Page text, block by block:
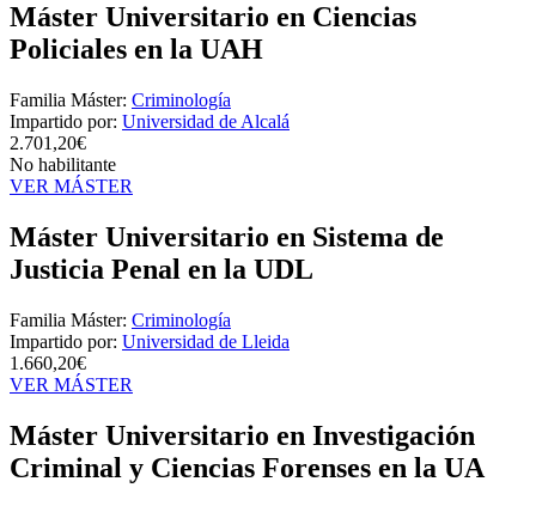
Máster Universitario en Ciencias
Policiales en la UAH
Familia Máster: Criminología
Impartido por: Universidad de Alcalá
2.701,20€
No habilitante
VER MÁSTER
Máster Universitario en Sistema de
Justicia Penal en la UDL
Familia Máster: Criminología
Impartido por: Universidad de Lleida
1.660,20€
VER MÁSTER
Máster Universitario en Investigación
Criminal y Ciencias Forenses en la UA